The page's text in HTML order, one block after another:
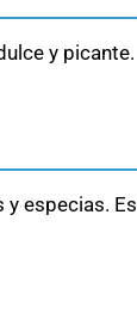
y picante.
y especias. Es